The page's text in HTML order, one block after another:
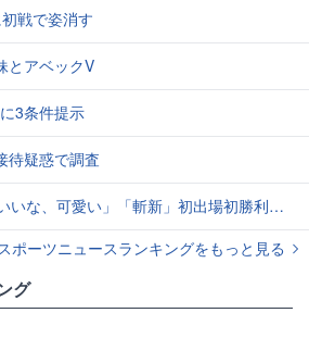
戦で姿消す
とアベックV
3条件提示
待疑惑で調査
勝利の東日本国際大昌平、アルプス彩ったフラダンス部の応援に反響 部員は感無量「夢を見ているよう」
スポーツニュースランキングをもっと見る
グ